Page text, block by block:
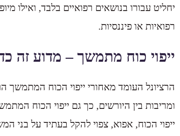
יחליט עבורו בנושאים רפואיים בלבד, ואילו
רפואיות או פיננסיות.
ייפוי כוח מתמשך – מדוע זה
הרציונל העומד מאחורי ייפוי הכוח
ומריבות בין היורשים, כך גם ייפוי הכוח
ייפוי הכוח, אפוא, צפוי להקל בעתיד על בני